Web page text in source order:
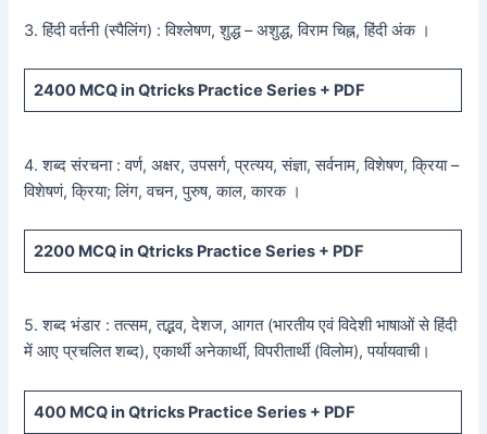
3. हिंदी वर्तनी (स्पैलिंग) : विश्लेषण, शुद्ध – अशुद्ध, विराम चिह्न, हिंदी अंक ।
2400 MCQ in Qtricks Practice Series + PDF
4. शब्द संरचना : वर्ण, अक्षर, उपसर्ग, प्रत्यय, संज्ञा, सर्वनाम, विशेषण, क्रिया –
विशेषणं, क्रिया; लिंग, वचन, पुरुष, काल, कारक ।
2200 MCQ in Qtricks Practice Series + PDF
5. शब्द भंडार : तत्सम, तद्भव, देशज, आगत (भारतीय एवं विदेशी भाषाओं से हिंदी
में आए प्रचलित शब्द), एकार्थी अनेकार्थी, विपरीतार्थी (विलोम), पर्यायवाची।
400 MCQ in Qtricks Practice Series + PDF